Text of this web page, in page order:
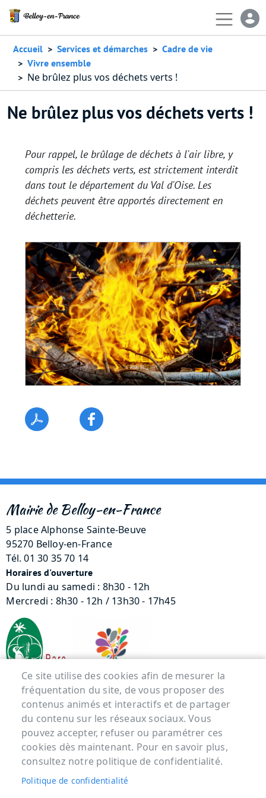
Accueil Services et démarches
Cadre de vie
Vivre ensemble
Ne brûlez plus vos déchets verts !
Ne brûlez plus vos déchets verts !
Pour rappel, le brûlage de déchets à l'air libre, y
compris les déchets verts, est strictement interdit
dans tout le département du Val d'Oise. Les
déchets peuvent être apportés directement en
déchetterie.
Mairie de Belloy-en-France
5 place Alphonse Sainte-Beuve
95270 Belloy-en-France
Tél. 01 30 35 70 14
Horaires d'ouverture
Du lundi au samedi : 8h30 - 12h
Mercredi : 8h30 - 12h / 13h30 - 17h45
Menu Pied de page
ACCUEIL
MENTIONS LÉGALES
ACCESSIBILITÉ : NON CONFORME
Ce site utilise des cookies afin de mesurer la
fréquentation du site, de vous proposer des
contenus animés et interactifs et de partager
du contenu sur les réseaux sociaux. Vous
pouvez accepter, refuser ou paramétrer ces
cookies dès maintenant. Pour en savoir plus,
consultez notre politique de confidentialité.
Politique de confidentialité